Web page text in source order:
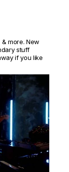
more. New
stuff
if you like